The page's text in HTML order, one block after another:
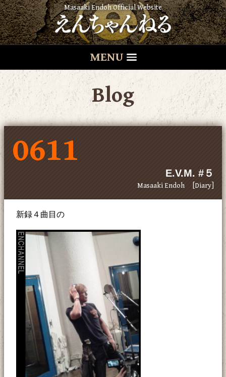
Masaaki Endoh Official Website
MENU
Blog
0611
E.V.M. #５
Masaaki Endoh [Diary]
新録４曲目の